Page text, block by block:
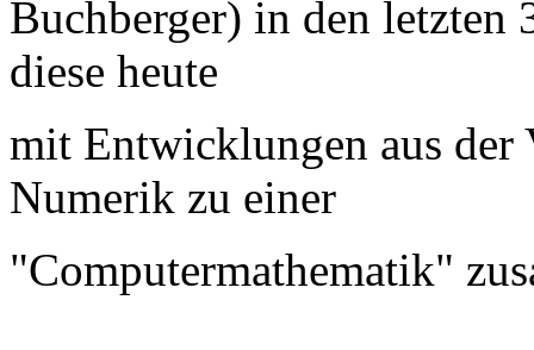
Buchberger) in den letzten
diese heute
mit Entwicklungen aus der
Numerik zu einer
"Computermathematik"